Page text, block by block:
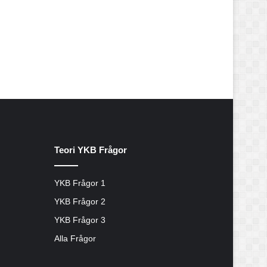
Teori YKB Frågor
YKB Frågor 1
YKB Frågor 2
YKB Frågor 3
Alla Frågor